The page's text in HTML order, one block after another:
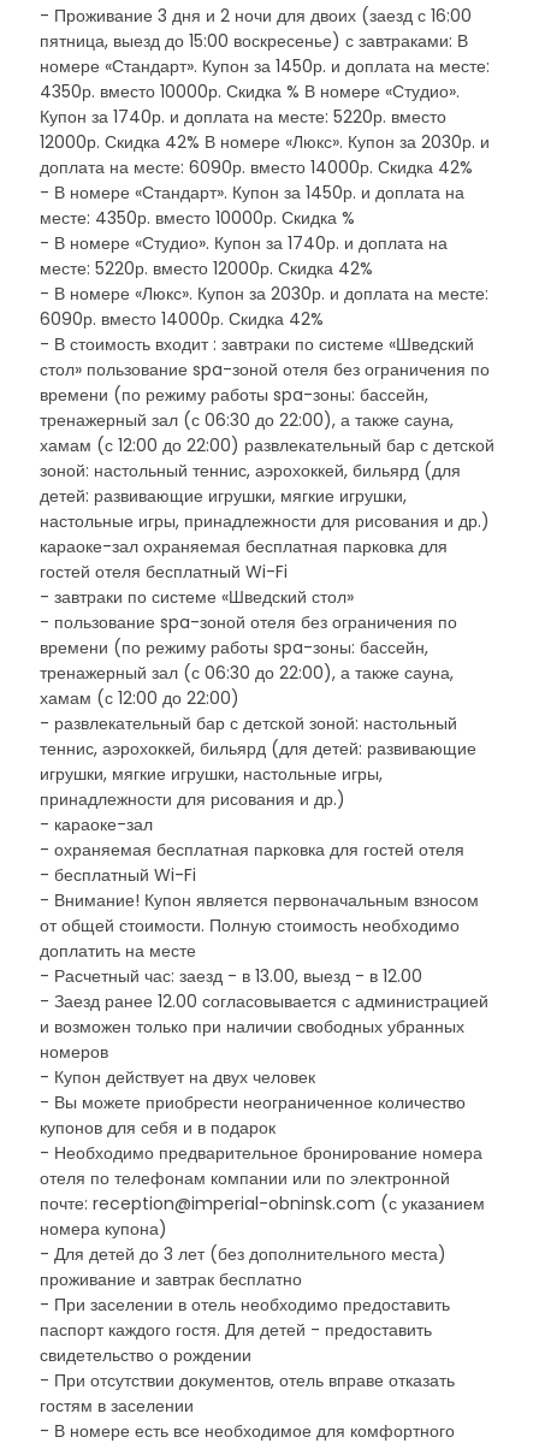
- Проживание 3 дня и 2 ночи для двоих (заезд с 16:00
пятница, выезд до 15:00 воскресенье) с завтраками: В
номере «Стандарт». Купон за 1450р. и доплата на месте:
4350р. вместо 10000р. Скидка % В номере «Студио».
Купон за 1740р. и доплата на месте: 5220р. вместо
12000р. Скидка 42% В номере «Люкс». Купон за 2030р. и
доплата на месте: 6090р. вместо 14000р. Скидка 42%
- В номере «Стандарт». Купон за 1450р. и доплата на
месте: 4350р. вместо 10000р. Скидка %
- В номере «Студио». Купон за 1740р. и доплата на
месте: 5220р. вместо 12000р. Скидка 42%
- В номере «Люкс». Купон за 2030р. и доплата на месте:
6090р. вместо 14000р. Скидка 42%
- В стоимость входит : завтраки по системе «Шведский
стол» пользование spa-зоной отеля без ограничения по
времени (по режиму работы spa-зоны: бассейн,
тренажерный зал (с 06:30 до 22:00), а также сауна,
хамам (с 12:00 до 22:00) развлекательный бар с детской
зоной: настольный теннис, аэрохоккей, бильярд (для
детей: развивающие игрушки, мягкие игрушки,
настольные игры, принадлежности для рисования и др.)
караоке-зал охраняемая бесплатная парковка для
гостей отеля бесплатный Wi-Fi
- завтраки по системе «Шведский стол»
- пользование spa-зоной отеля без ограничения по
времени (по режиму работы spa-зоны: бассейн,
тренажерный зал (с 06:30 до 22:00), а также сауна,
хамам (с 12:00 до 22:00)
- развлекательный бар с детской зоной: настольный
теннис, аэрохоккей, бильярд (для детей: развивающие
игрушки, мягкие игрушки, настольные игры,
принадлежности для рисования и др.)
- караоке-зал
- охраняемая бесплатная парковка для гостей отеля
- бесплатный Wi-Fi
- Внимание! Купон является первоначальным взносом
от общей стоимости. Полную стоимость необходимо
доплатить на месте
- Расчетный час: заезд - в 13.00, выезд - в 12.00
- Заезд ранее 12.00 согласовывается с администрацией
и возможен только при наличии свободных убранных
номеров
- Купон действует на двух человек
- Вы можете приобрести неограниченное количество
купонов для себя и в подарок
- Необходимо предварительное бронирование номера
отеля по телефонам компании или по электронной
почте: reception@imperial-obninsk.com (с указанием
номера купона)
- Для детей до 3 лет (без дополнительного места)
проживание и завтрак бесплатно
- При заселении в отель необходимо предоставить
паспорт каждого гостя. Для детей - предоставить
свидетельство о рождении
- При отсутствии документов, отель вправе отказать
гостям в заселении
- В номере есть все необходимое для комфортного